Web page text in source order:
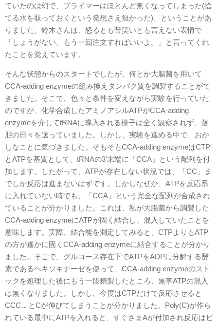
ていたのは幻で、プライマーはほとんど無くなってしまった(捨
てる水を取っておくという発想さえ無かった)、ということがあ
りました。鈴木さんは、怒るとも苦笑いとも言えない表情で
「しょうがない。もう一回注文すればいいよ。」と言ってくれ
たことを覚えています。
そんな状態からのスタートでしたが、何とか大腸菌を用いて
CCA-adding enzymeの組み換えタンパク質を調製することがで
きました。そこで、色々と条件を変えながら実験を行っていた
のですが、化学合成したアミノアシルATPがCCA-adding
enzymeを介してtRNAに導入される様子は全く観察されず、落
胆の日々を送っていました。しかし、実験を進める中で、おか
しなことに気づきました。そもそもCCA-adding enzymeはCTP
とATPを基質として、tRNAの3’末端に「CCA」という配列を付
加します。したがって、ATPが存在しない状況では、「CC」ま
でしか反応は進まないはずです。しかしなぜか、ATPを反応系
に入れていない時でも、「CCA」という完全な配列が合成され
ていることが分かりました。これは、私が大腸菌から調製した
CCA-adding enzymeにATPが固く結合し、混入していたことを
意味します。実際、結合能を測定してみると、CTPよりもATP
の方が遙かに固くCCA-adding enzymeに結合することが分かり
ました。そこで、グルコース存在下でATPをADPに分解する酵
素であるヘキソキナーゼを使って、CCA-adding enzymeのスト
ックを処理した後にもう一段精製したところ、無事ATPの混入
は無くなりました。しかし、今度はCTPだけで反応させると
CCC…とCが伸びてしまうことが分かりました。Poly(C)が作ら
れている最中にATPを入れると、すぐさまAが付加され反応はピ